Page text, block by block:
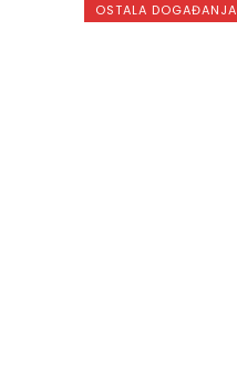
OSTALA DOGAĐANJA